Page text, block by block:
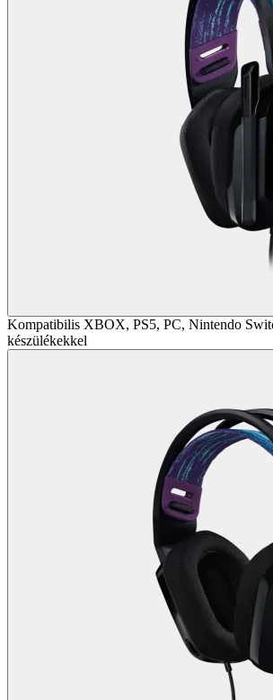
Kompatibilis XBOX, PS5, PC, Nintendo
készülékekkel